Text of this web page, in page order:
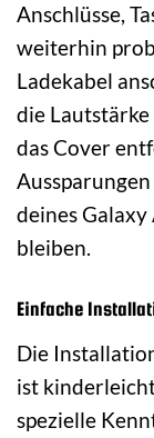
Anschlüsse,
weiterhin
Ladekabel
die
das Cover
deines
bleiben.
Einfache
Die
ist
spezielle